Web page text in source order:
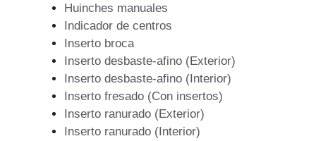
Huinches manuales
Indicador de centros
Inserto broca
Inserto desbaste-afino (Exterior)
Inserto desbaste-afino (Interior)
Inserto fresado (Con insertos)
Inserto ranurado (Exterior)
Inserto ranurado (Interior)